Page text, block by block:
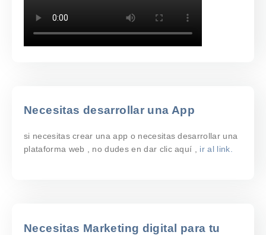
Necesitas desarrollar una App
si necesitas crear una app o necesitas desarrollar una
plataforma web , no dudes en dar clic aquí , ir al link.
Necesitas Marketing digital para tu